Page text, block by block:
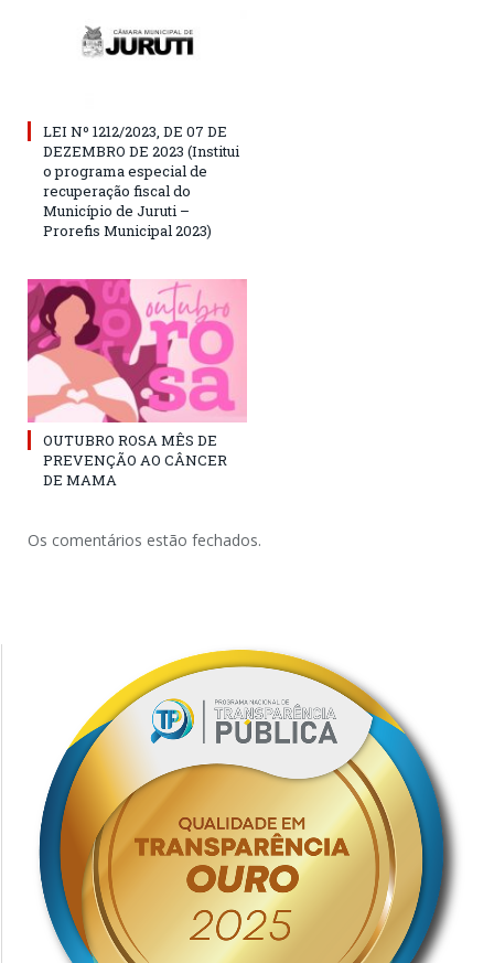
LEI Nº 1212/2023, DE 07 DE
DEZEMBRO DE 2023 (Institui
o programa especial de
recuperação fiscal do
Município de Juruti –
Prorefis Municipal 2023)
OUTUBRO ROSA MÊS DE
PREVENÇÃO AO CÂNCER
DE MAMA
Os comentários estão fechados.